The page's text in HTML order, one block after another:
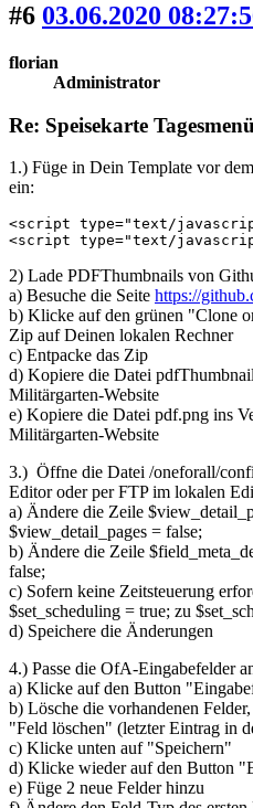
#6 03.06.2020
florian
Administrator
Re: Speisekarte Tagesmenü
1.) Füge in Dein Template vor
ein:
<script type="text/
<script type="text/
2) Lade PDFThumbnails von
a) Besuche die Seite https://
b) Klicke auf den grünen "Clone
Zip auf Deinen lokalen Rechner
c) Entpacke das Zip
d) Kopiere die Datei
Militärgarten-Website
e) Kopiere die Datei pdf.png ins
Militärgarten-Website
3.) Öffne die Datei /oneforall/
Editor oder per FTP im lokalen
a) Ändere die Zeile
$view_detail_pages = false;
b) Ändere die Zeile
false;
c) Sofern keine Zeitsteuerung
$set_scheduling = true; zu
d) Speichere die Änderungen
4.) Passe die OfA-Eingabefelder
a) Klicke auf den Button
b) Lösche die vorhandenen
"Feld löschen" (letzter Eintrag in
c) Klicke unten auf "Speichern"
d) Klicke wieder auf den Button
e) Füge 2 neue Felder hinzu